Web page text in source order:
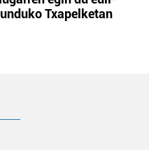
Txapelketan